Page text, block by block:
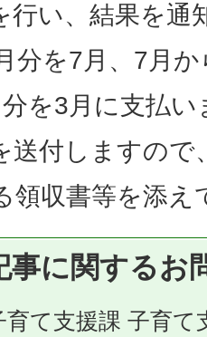
行い、結果を通
分を7月、7月
を3月に支払
送付しますので
領収書等を添
事に関するお
て支援課 子育て